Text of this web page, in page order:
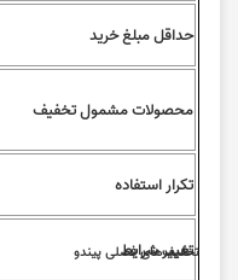
حداقل مبلغ خرید
محصولات مشمول تخفیف
تکرار استفاده
تغییر شرایط
تخفیف‌های فصلی پیندو